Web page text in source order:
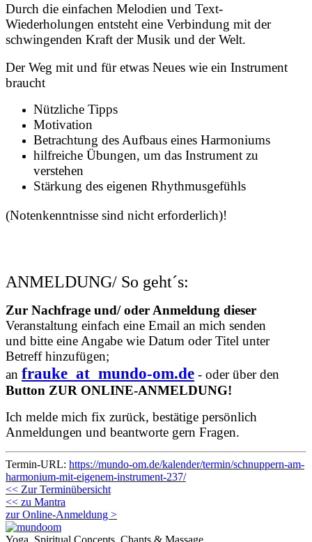
Durch die einfachen Melodien und Text-
Wiederholungen entsteht eine Verbindung mit der
schwingenden Kraft der Musik und der Welt.
Der Weg mit und für etwas Neues wie ein Instrument
braucht
Nützliche Tipps
Motivation
Betrachtung des Aufbaus eines Harmoniums
hilfreiche Übungen, um das Instrument zu
verstehen
Stärkung des eigenen Rhythmusgefühls
(Notenkenntnisse sind nicht erforderlich)!
ANMELDUNG/ So geht´s:
Zur Nachfrage und/ oder Anmeldung dieser
Veranstaltung einfach eine Email an mich senden
und bitte eine Angabe wie Datum oder Titel unter
Betreff hinzufügen;
an frauke _at_ mundo-om.de - oder über den
Button ZUR ONLINE-ANMELDUNG!
Ich melde mich fix zurück, bestätige persönlich
Anmeldungen und beantworte gern Fragen.
Termin-URL: https://mundo-om.de/kalender/termin/schnuppern-am-
harmonium-mit-eigenem-instrument-237/
<< Zur Terminübersicht
<< zu Mantra
zur Online-Anmeldung >
Yoga, Spiritual Concepts, Chants & Massage